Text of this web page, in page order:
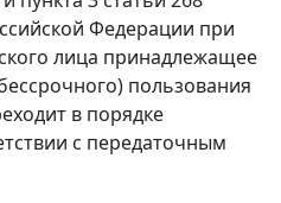
Федерации при
лица принадлежащее
пользования
в порядке
с передаточным